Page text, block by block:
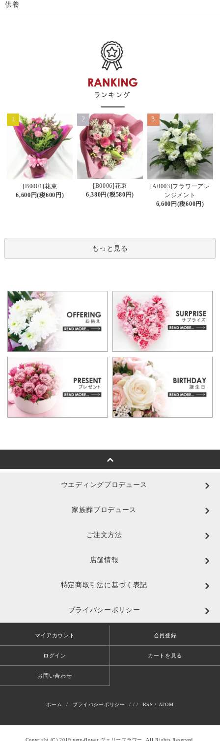
供養
1
[B0001]花束
6,600円(税600円)
2
[B0006]花束
6,380円(税580円)
3
[A0003]フラワーアレ
ンジメント
6,600円(税600円)
もっと見る
ウエディングプロデュース
家族葬プロデュース
ご注文方法
店舗情報
特定商取引法に基づく表記
プライバシーポリシー
マイアカウント 会員登録
ログイン カートを見る
お問い合わせ
ホーム / プライバシーポリシー / / / RSS / ATOM
Copyright (C) 2019 very-flower ヴェリーフラワー. All Rights Reserved.